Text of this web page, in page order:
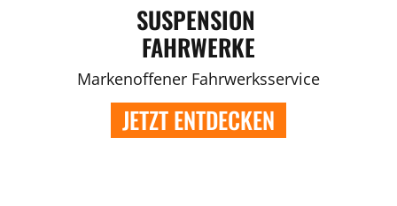
SUSPENSION
FAHRWERKE
Markenoffener Fahrwerksservice
JETZT ENTDECKEN